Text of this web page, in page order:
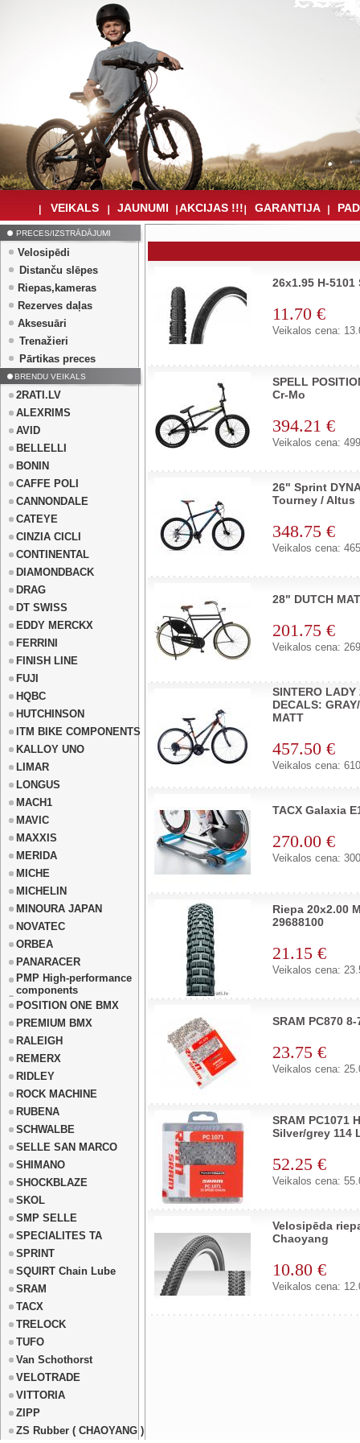
VEIKALS JAUNUMI AKCIJAS !!! GARANTIJA
PRECES/IZSTRĀDĀJUMI
Velosipēdi
Distanču slēpes
Riepas,kameras
Rezerves daļas
Aksesuāri
Trenažieri
Pārtikas preces
BRENDU VEIKALS
2RATI.LV
ALEXRIMS
AVID
BELLELLI
BONIN
CAFFE POLI
CANNONDALE
CATEYE
CINZIA CICLI
CONTINENTAL
DIAMONDBACK
DRAG
DT SWISS
EDDY MERCKX
FERRINI
FINISH LINE
FUJI
HQBC
HUTCHINSON
ITM BIKE COMPONENTS
KALLOY UNO
LIMAR
LONGUS
MACH1
MAVIC
MAXXIS
MERIDA
MICHE
MICHELIN
MINOURA JAPAN
NOVATEC
ORBEA
PANARACER
PMP High-performance
components
POSITION ONE BMX
PREMIUM BMX
RALEIGH
REMERX
RIDLEY
ROCK MACHINE
RUBENA
SCHWALBE
SELLE SAN MARCO
SHIMANO
SHOCKBLAZE
SKOL
SMP SELLE
SPECIALITES TA
SPRINT
SQUIRT Chain Lube
SRAM
TACX
TRELOCK
TUFO
Van Schothorst
VELOTRADE
VITTORIA
ZIPP
ZS Rubber ( CHAOYANG )
26x1.95 H-5101
11.70 €
Veikalos cena:
SPELL
Cr-Mo
394.21 €
Veikalos cena:
26" Sprint
Tourney / Altus
348.75 €
Veikalos cena:
28" DUTCH
201.75 €
Veikalos cena:
SINTERO
DECALS:
MATT
457.50 €
Veikalos cena:
TACX Galaxia
270.00 €
Veikalos cena:
Riepa 20x2.00
29688100
21.15 €
Veikalos cena:
SRAM PC870
23.75 €
Veikalos cena:
SRAM PC1071
Silver/grey 114
52.25 €
Veikalos cena:
Velosipēda
Chaoyang
10.80 €
Veikalos cena: